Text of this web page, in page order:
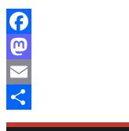
Facebook
Mastodon
Email
Compartir